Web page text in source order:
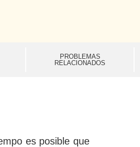
PROBLEMAS
RELACIONADOS
es posible que